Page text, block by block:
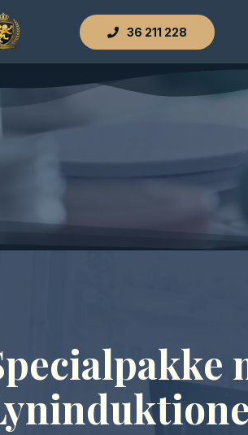
36 211 228